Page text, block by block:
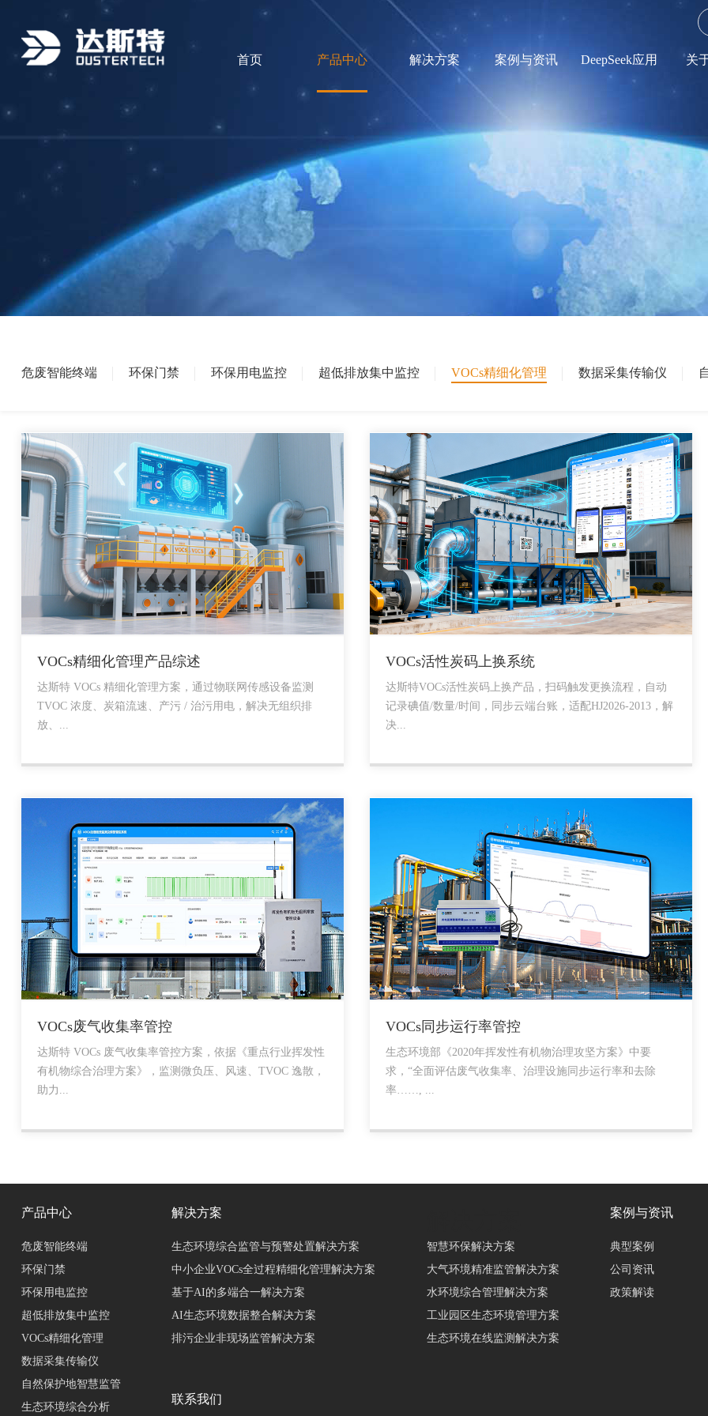
首页 产品中心 解决方案 案例与资讯 DeepSeek应用 关
危废智能终端 环保门禁 环保用电监控 超低排放集中监控 VOCs精细化管理 数据采集传输仪
VOCs精细化管理产品综述
达斯特 VOCs 精细化管理方案，通过物联网传感设备监测
TVOC 浓度、炭箱流速、产污 / 治污用电，解决无组织排
放、...
VOCs活性炭码上换系统
达斯特VOCs活性炭码上换产品，扫码触发更换流程，自动
记录碘值/数量/时间，同步云端台账，适配HJ2026-2013，解
决...
VOCs废气收集率管控
达斯特 VOCs 废气收集率管控方案，依据《重点行业挥发性
有机物综合治理方案》，监测微负压、风速、TVOC 逸散，
助力...
VOCs同步运行率管控
生态环境部《2020年挥发性有机物治理攻坚方案》中要
求，“全面评估废气收集率、治理设施同步运行率和去除
率……, ...
产品中心
危废智能终端
环保门禁
环保用电监控
超低排放集中监控
VOCs精细化管理
数据采集传输仪
自然保护地智慧监管
生态环境综合分析
解决方案
生态环境综合监管与预警处置解决方案
中小企业VOCs全过程精细化管理解决方案
基于AI的多端合一解决方案
AI生态环境数据整合解决方案
排污企业非现场监管解决方案
智慧环保解决方案
大气环境精准监管解决方案
水环境综合管理解决方案
工业园区生态环境管理方案
生态环境在线监测解决方案
案例与资讯
典型案例
公司资讯
政策解读
联系我们